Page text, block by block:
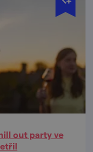
out party ve